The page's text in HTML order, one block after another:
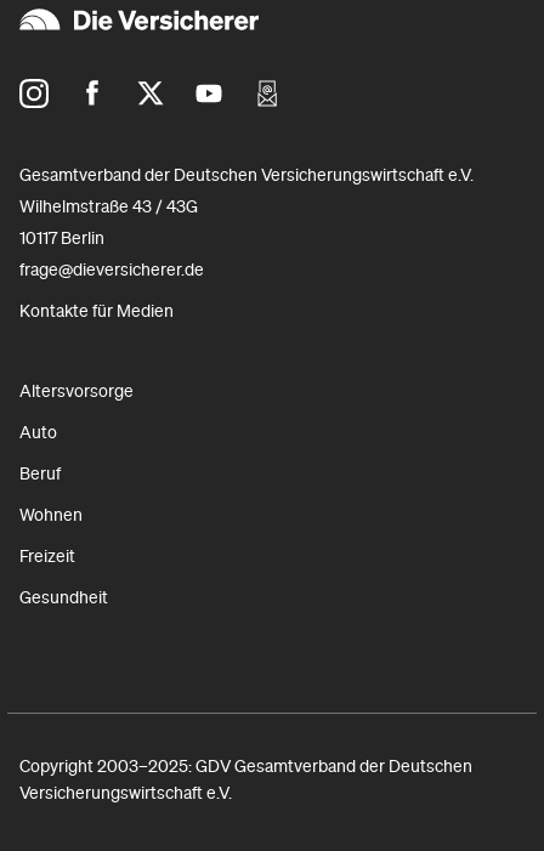
Gesamtverband der Deutschen Versicherungswirtschaft e.V.
Wilhelmstraße 43 / 43G
10117 Berlin
frage@dieversicherer.de
Kontakte für Medien
Altersvorsorge
Auto
Beruf
Wohnen
Freizeit
Gesundheit
Copyright 2003–2025: GDV Gesamtverband der Deutschen
Versicherungswirtschaft e.V.